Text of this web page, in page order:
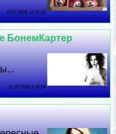
18 07 2026 12:51:12
БонемКартер
17 07 2026 0:39:58